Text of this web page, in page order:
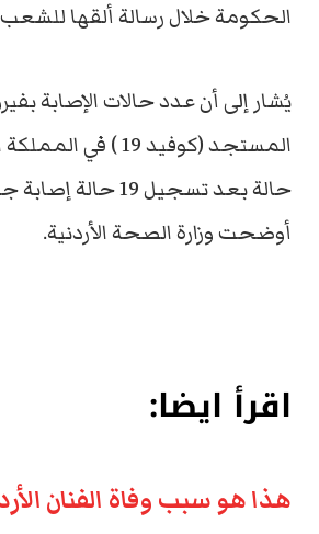
الحكومة خلال رسالة ألقها للشعب
يُشار إلى أن عدد حالات الإصابة
حالة بعد تسجيل 19
أوضحت وزارة الصحة الأردنية.
اقرأ ايضا:
هذا هو سبب وفاة الفنان